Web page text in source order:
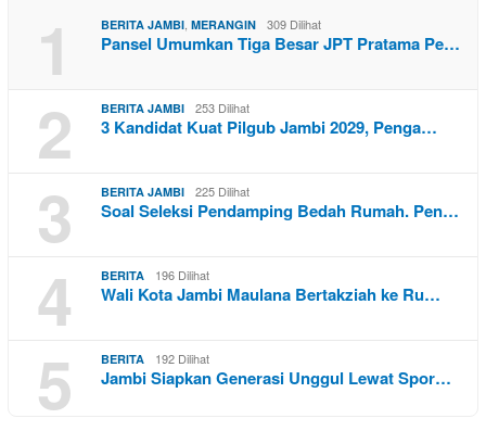
1 BERITA JAMBI MERANGIN 309 Dilihat
Pansel Umumkan Tiga Besar JPT Pratama Pe…
2 BERITA JAMBI 253 Dilihat
3 Kandidat Kuat Pilgub Jambi 2029, Penga…
3 BERITA JAMBI 225 Dilihat
Soal Seleksi Pendamping Bedah Rumah. Pen…
4 BERITA 196 Dilihat
Wali Kota Jambi Maulana Bertakziah ke Ru…
5 BERITA 192 Dilihat
Jambi Siapkan Generasi Unggul Lewat Spor…